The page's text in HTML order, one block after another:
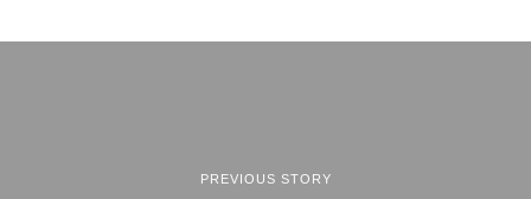
PREVIOUS STORY